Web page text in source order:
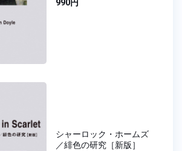
990円
シャーロック・ホームズ
／緋色の研究［新版］